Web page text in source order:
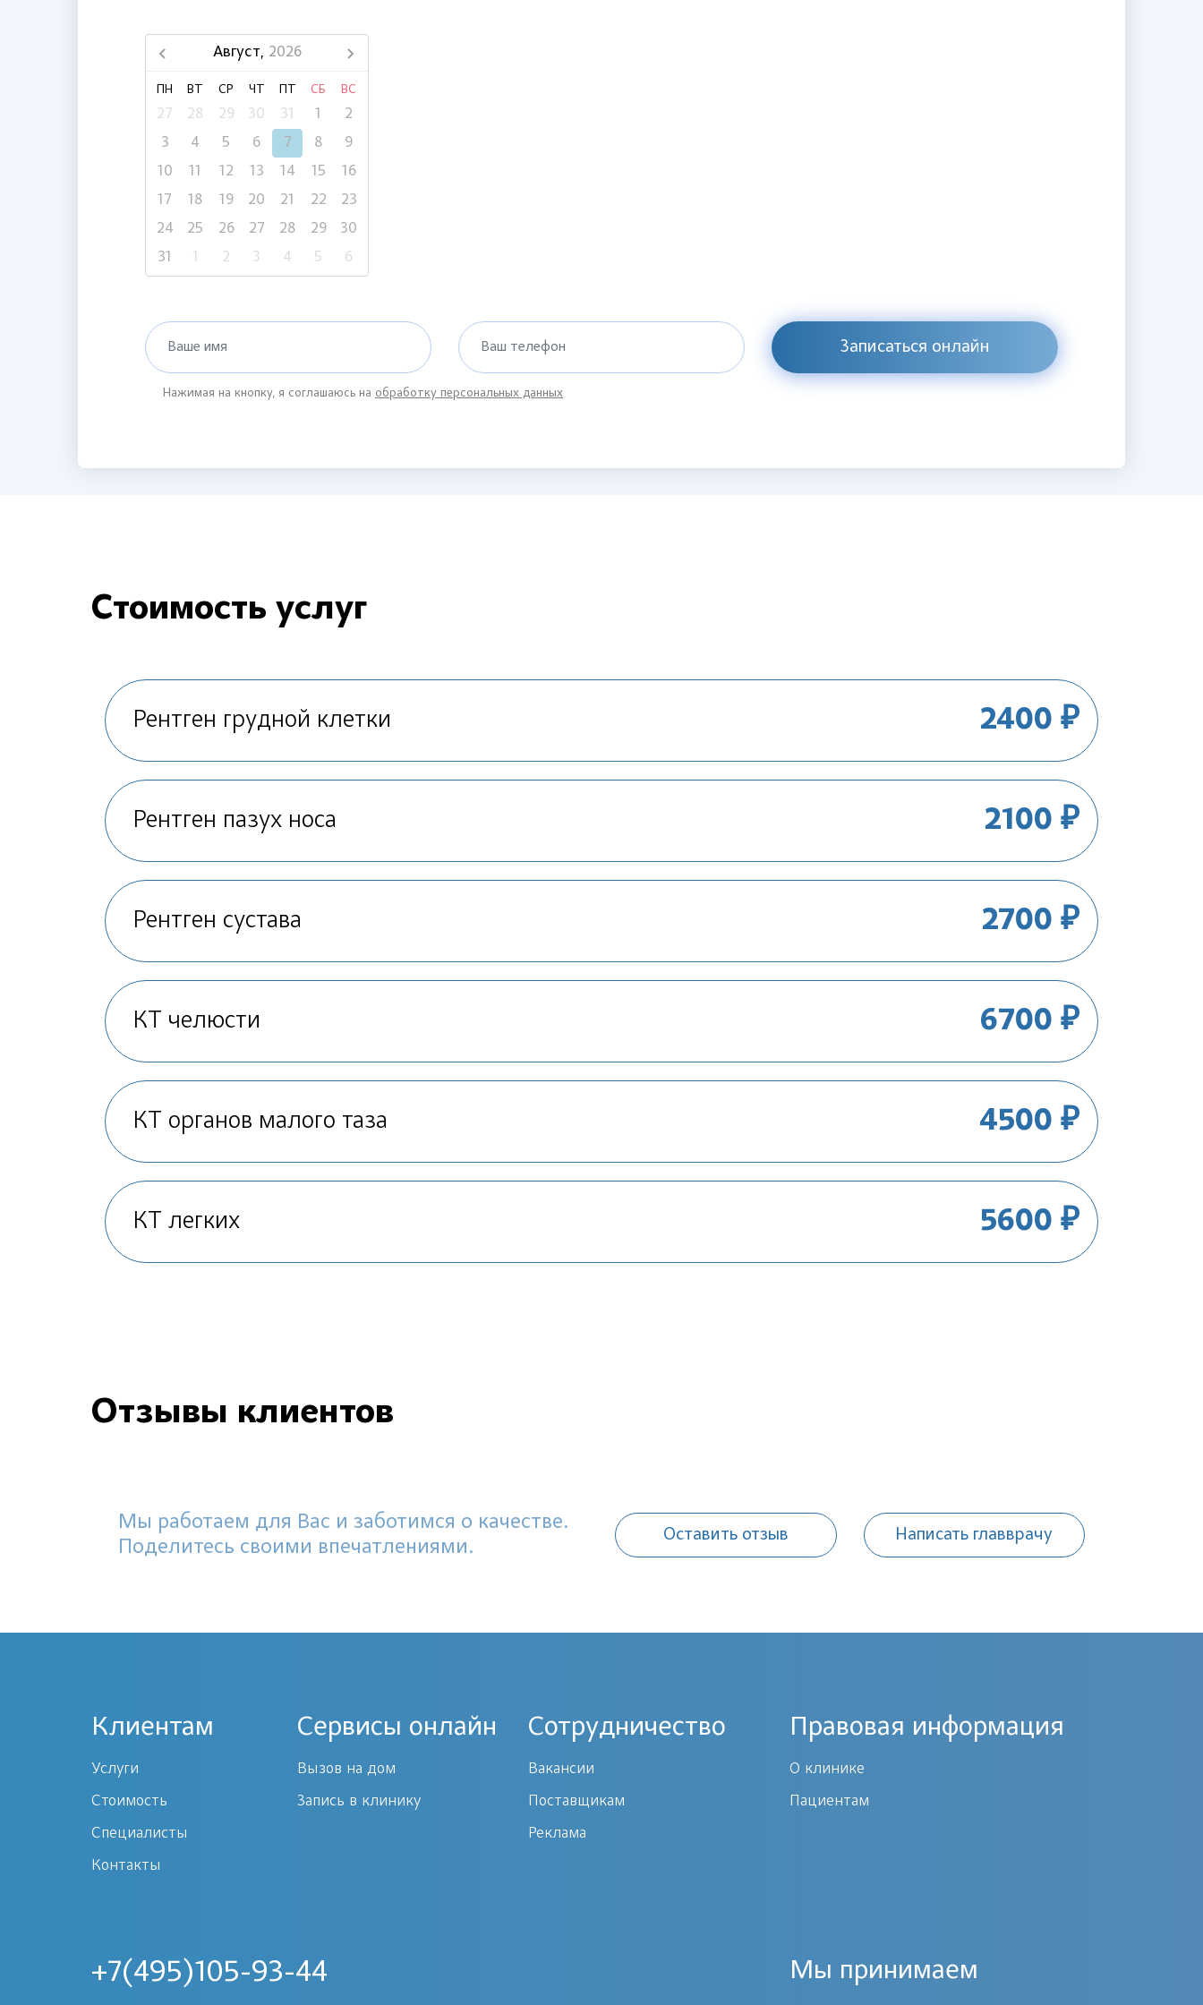
Август, 2026
ПН ВТ СР ЧТ ПТ СБ ВС
27 28 29 30 31 1
2
3
4 5 6 7 8
9
10
11 12 13 14 15
16
17
18 19 20 21 22
23
24
25 26 27 28 29
30
31
1 2 3 4 5 6
Ваше имя Ваш телефон Записаться онлайн
Нажимая на кнопку, я соглашаюсь на обработку персональных данных
Стоимость услуг
Рентген грудной клетки 2400 ₽
Рентген пазух носа 2100 ₽
Рентген сустава 2700 ₽
КТ челюсти 6700 ₽
КТ органов малого таза 4500 ₽
КТ легких 5600 ₽
Отзывы клиентов
Мы работаем для Вас и заботимся о качестве.
Поделитесь своими впечатлениями.
Оставить отзыв Написать главврачу
Клиентам
Услуги
Стоимость
Специалисты
Контакты
Сервисы онлайн
Вызов на дом
Запись в клинику
Сотрудничество
Вакансии
Поставщикам
Реклама
Правовая информация
О клинике
Пациентам
+7(495)105-93-44 Мы принимаем